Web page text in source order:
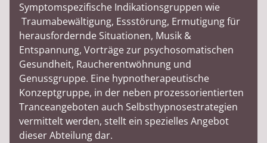
Symptomspezifische Indikationsgruppen wie
Traumabewältigung, Essstörung, Ermutigung für
herausfordernde Situationen, Musik &
Entspannung, Vorträge zur psychosomatischen
Gesundheit, Raucherentwöhnung und
Genussgruppe. Eine hypnotherapeutische
Konzeptgruppe, in der neben prozessorientierten
Tranceangeboten auch Selbsthypnosestrategien
vermittelt werden, stellt ein spezielles Angebot
dieser Abteilung dar.